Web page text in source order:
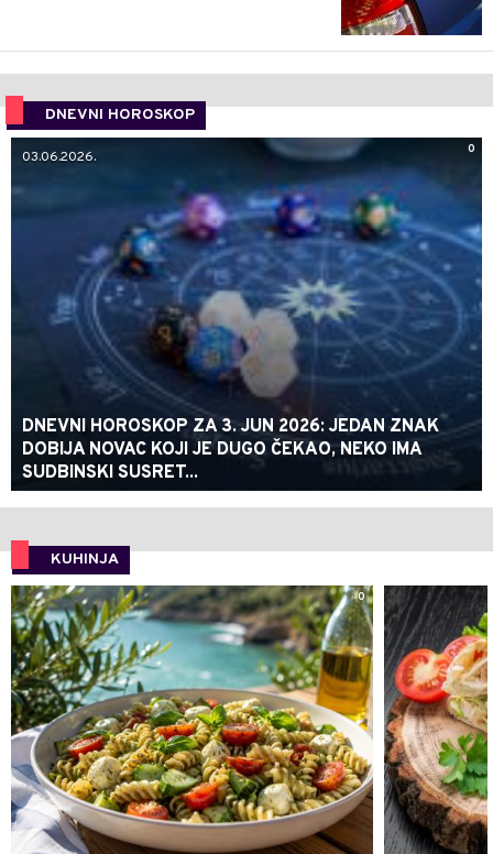
DNEVNI HOROSKOP
0
03.06.2026.
DNEVNI HOROSKOP ZA 3. JUN 2026: JEDAN ZNAK
DOBIJA NOVAC KOJI JE DUGO ČEKAO, NEKO IMA
SUDBINSKI SUSRET...
KUHINJA
0